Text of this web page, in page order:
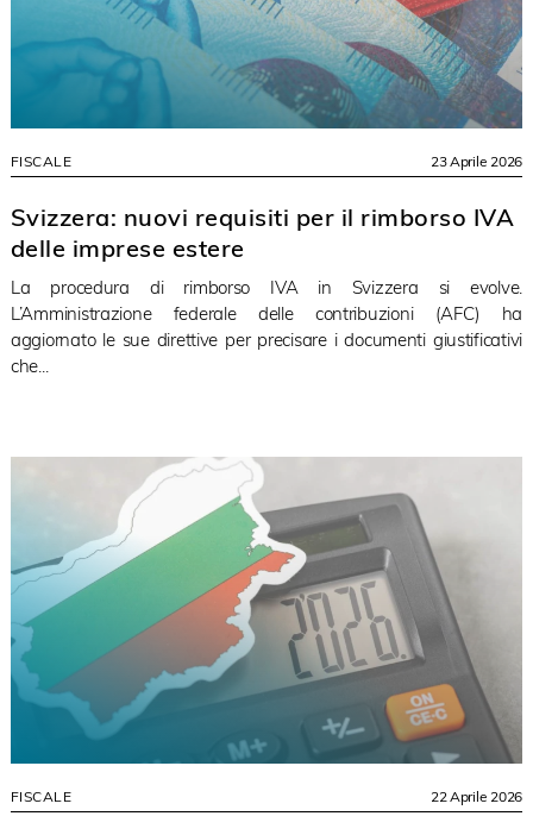
FISCALE 23 Aprile 2026
Svizzera: nuovi requisiti per il rimborso IVA
delle imprese estere
La procedura di rimborso IVA in Svizzera si evolve.
L’Amministrazione federale delle contribuzioni (AFC) ha
aggiornato le sue direttive per precisare i documenti giustificativi
che...
FISCALE 22 Aprile 2026